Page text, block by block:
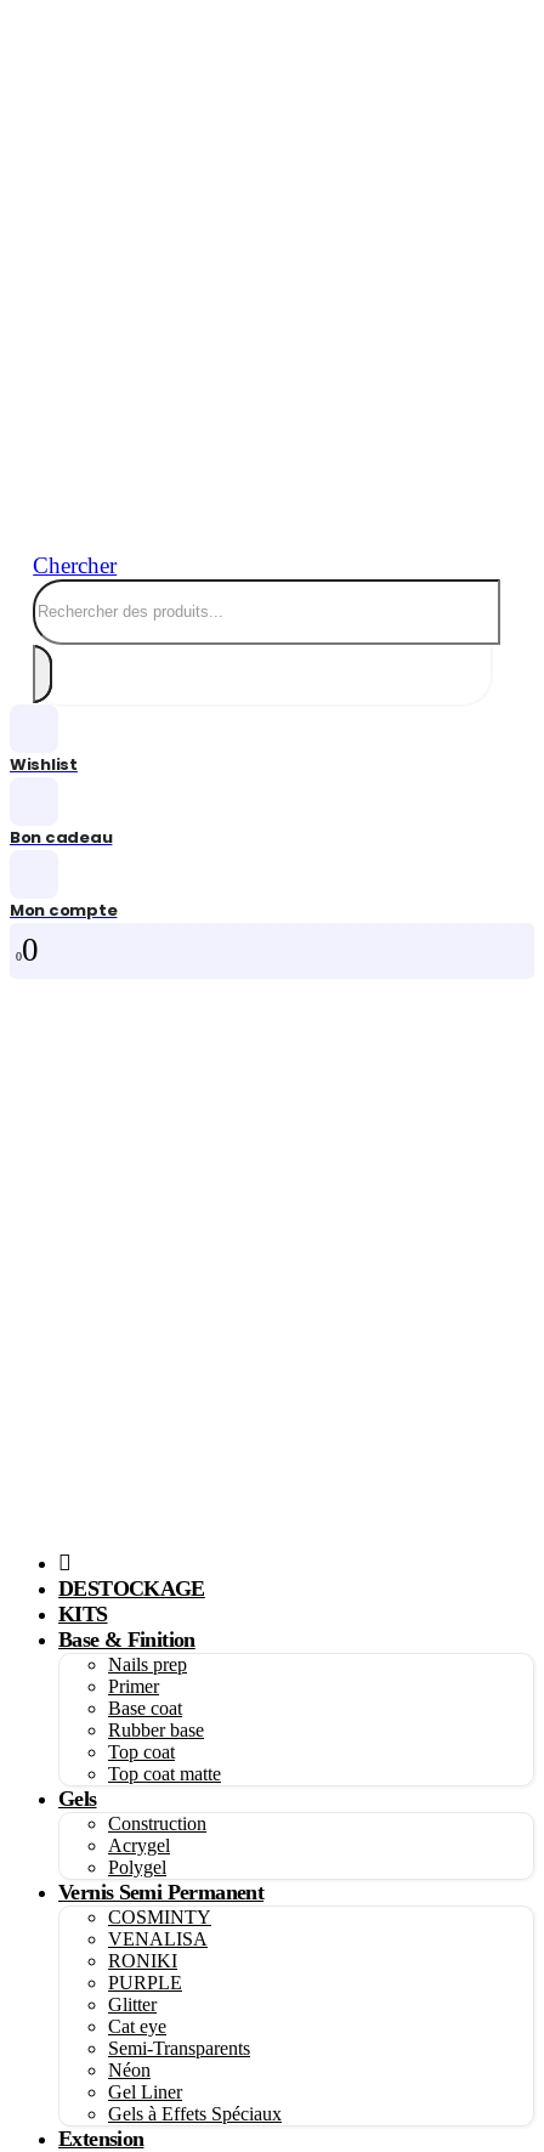
Chercher
Wishlist
Bon cadeau
Mon compte
00
DESTOCKAGE
KITS
Base & Finition
Nails prep
Primer
Base coat
Rubber base
Top coat
Top coat matte
Gels
Construction
Acrygel
Polygel
Vernis Semi Permanent
COSMINTY
VENALISA
RONIKI
PURPLE
Glitter
Cat eye
Semi-Transparents
Néon
Gel Liner
Gels à Effets Spéciaux
Extension